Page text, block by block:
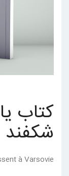
کتاب
شکفند
à Varsovie